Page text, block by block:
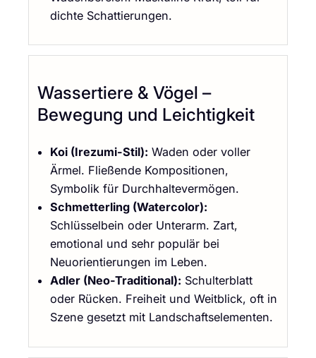
dichte Schattierungen.
Wassertiere & Vögel –
Bewegung und Leichtigkeit
Koi (Irezumi-Stil): Waden oder voller
Ärmel. Fließende Kompositionen,
Symbolik für Durchhaltevermögen.
Schmetterling (Watercolor):
Schlüsselbein oder Unterarm. Zart,
emotional und sehr populär bei
Neuorientierungen im Leben.
Adler (Neo-Traditional): Schulterblatt
oder Rücken. Freiheit und Weitblick, oft in
Szene gesetzt mit Landschaftselementen.